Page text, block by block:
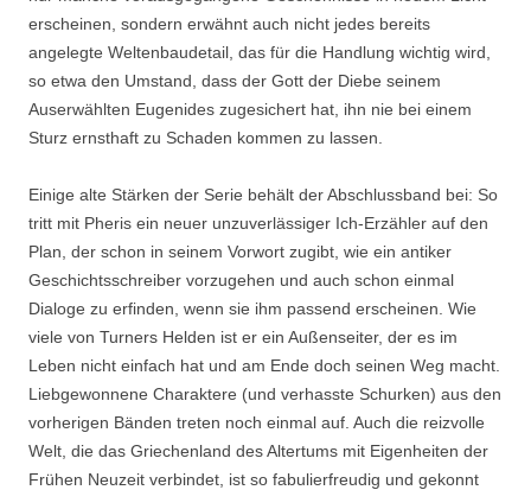
erscheinen, sondern erwähnt auch nicht jedes bereits
angelegte Weltenbaudetail, das für die Handlung wichtig wird,
so etwa den Umstand, dass der Gott der Diebe seinem
Auserwählten Eugenides zugesichert hat, ihn nie bei einem
Sturz ernsthaft zu Schaden kommen zu lassen.
Einige alte Stärken der Serie behält der Abschlussband bei: So
tritt mit Pheris ein neuer unzuverlässiger Ich-Erzähler auf den
Plan, der schon in seinem Vorwort zugibt, wie ein antiker
Geschichtsschreiber vorzugehen und auch schon einmal
Dialoge zu erfinden, wenn sie ihm passend erscheinen. Wie
viele von Turners Helden ist er ein Außenseiter, der es im
Leben nicht einfach hat und am Ende doch seinen Weg macht.
Liebgewonnene Charaktere (und verhasste Schurken) aus den
vorherigen Bänden treten noch einmal auf. Auch die reizvolle
Welt, die das Griechenland des Altertums mit Eigenheiten der
Frühen Neuzeit verbindet, ist so fabulierfreudig und gekonnt